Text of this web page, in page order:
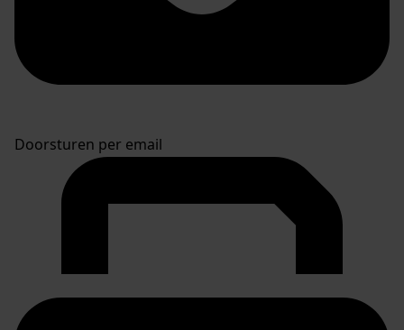
Doorsturen per email